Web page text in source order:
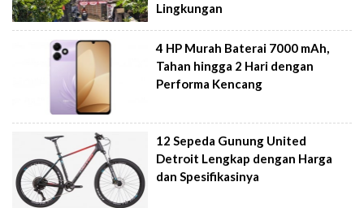
Lingkungan
4 HP Murah Baterai 7000 mAh,
Tahan hingga 2 Hari dengan
Performa Kencang
12 Sepeda Gunung United
Detroit Lengkap dengan Harga
dan Spesifikasinya